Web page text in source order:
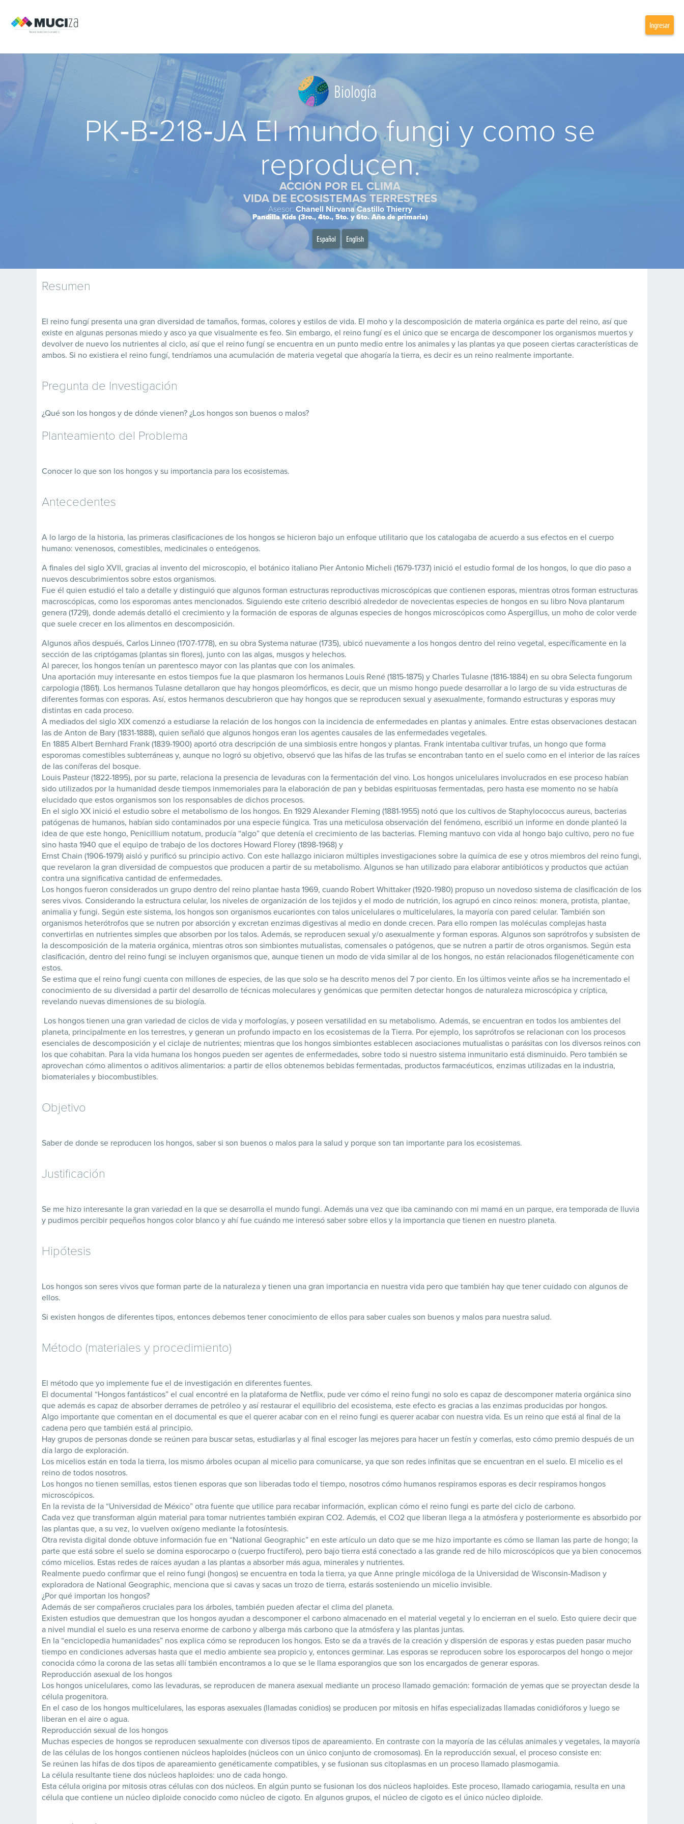
Ingresar
Biología
PK‑B‑218‑JA El mundo fungi y como se
reproducen.
ACCIÓN POR EL CLIMA
VIDA DE ECOSISTEMAS TERRESTRES
Asesor: Chanell Nirvana Castillo Thierry
Pandilla Kids (3ro., 4to., 5to. y 6to. Año de primaria)
Español English
Resumen
El reino fungí presenta una gran diversidad de tamaños, formas, colores y estilos de vida. El moho y la descomposición de materia orgánica es parte del reino, así que
existe en algunas personas miedo y asco ya que visualmente es feo. Sin embargo, el reino fungí es el único que se encarga de descomponer los organismos muertos y
devolver de nuevo los nutrientes al ciclo, así que el reino fungí se encuentra en un punto medio entre los animales y las plantas ya que poseen ciertas características de
ambos. Si no existiera el reino fungí, tendríamos una acumulación de materia vegetal que ahogaría la tierra, es decir es un reino realmente importante.
Pregunta de Investigación
¿Qué son los hongos y de dónde vienen? ¿Los hongos son buenos o malos?
Planteamiento del Problema
Conocer lo que son los hongos y su importancia para los ecosistemas.
Antecedentes
A lo largo de la historia, las primeras clasificaciones de los hongos se hicieron bajo un enfoque utilitario que los catalogaba de acuerdo a sus efectos en el cuerpo
humano: venenosos, comestibles, medicinales o enteógenos.
A finales del siglo XVII, gracias al invento del microscopio, el botánico italiano Pier Antonio Micheli (1679-1737) inició el estudio formal de los hongos, lo que dio paso a
nuevos descubrimientos sobre estos organismos.
Fue él quien estudió el talo a detalle y distinguió que algunos forman estructuras reproductivas microscópicas que contienen esporas, mientras otros forman estructuras
macroscópicas, como los esporomas antes mencionados. Siguiendo este criterio describió alrededor de novecientas especies de hongos en su libro Nova plantarum
genera (1729), donde además detalló el crecimiento y la formación de esporas de algunas especies de hongos microscópicos como Aspergillus, un moho de color verde
que suele crecer en los alimentos en descomposición.
Algunos años después, Carlos Linneo (1707-1778), en su obra Systema naturae (1735), ubicó nuevamente a los hongos dentro del reino vegetal, específicamente en la
sección de las criptógamas (plantas sin flores), junto con las algas, musgos y helechos.
Al parecer, los hongos tenían un parentesco mayor con las plantas que con los animales.
Una aportación muy interesante en estos tiempos fue la que plasmaron los hermanos Louis René (1815-1875) y Charles Tulasne (1816-1884) en su obra Selecta fungorum
carpologia (1861). Los hermanos Tulasne detallaron que hay hongos pleomórficos, es decir, que un mismo hongo puede desarrollar a lo largo de su vida estructuras de
diferentes formas con esporas. Así, estos hermanos descubrieron que hay hongos que se reproducen sexual y asexualmente, formando estructuras y esporas muy
distintas en cada proceso.
A mediados del siglo XIX comenzó a estudiarse la relación de los hongos con la incidencia de enfermedades en plantas y animales. Entre estas observaciones destacan
las de Anton de Bary (1831-1888), quien señaló que algunos hongos eran los agentes causales de las enfermedades vegetales.
En 1885 Albert Bernhard Frank (1839-1900) aportó otra descripción de una simbiosis entre hongos y plantas. Frank intentaba cultivar trufas, un hongo que forma
esporomas comestibles subterráneas y, aunque no logró su objetivo, observó que las hifas de las trufas se encontraban tanto en el suelo como en el interior de las raíces
de las coníferas del bosque.
Louis Pasteur (1822-1895), por su parte, relaciona la presencia de levaduras con la fermentación del vino. Los hongos unicelulares involucrados en ese proceso habían
sido utilizados por la humanidad desde tiempos inmemoriales para la elaboración de pan y bebidas espirituosas fermentadas, pero hasta ese momento no se había
elucidado que estos organismos son los responsables de dichos procesos.
En el siglo XX inició el estudio sobre el metabolismo de los hongos. En 1929 Alexander Fleming (1881-1955) notó que los cultivos de Staphylococcus aureus, bacterias
patógenas de humanos, habían sido contaminados por una especie fúngica. Tras una meticulosa observación del fenómeno, escribió un informe en donde planteó la
idea de que este hongo, Penicillium notatum, producía “algo” que detenía el crecimiento de las bacterias. Fleming mantuvo con vida al hongo bajo cultivo, pero no fue
sino hasta 1940 que el equipo de trabajo de los doctores Howard Florey (1898-1968) y
Ernst Chain (1906-1979) aisló y purificó su principio activo. Con este hallazgo iniciaron múltiples investigaciones sobre la química de ese y otros miembros del reino fungi,
que revelaron la gran diversidad de compuestos que producen a partir de su metabolismo. Algunos se han utilizado para elaborar antibióticos y productos que actúan
contra una significativa cantidad de enfermedades.
Los hongos fueron considerados un grupo dentro del reino plantae hasta 1969, cuando Robert Whittaker (1920-1980) propuso un novedoso sistema de clasificación de los
seres vivos. Considerando la estructura celular, los niveles de organización de los tejidos y el modo de nutrición, los agrupó en cinco reinos: monera, protista, plantae,
animalia y fungi. Según este sistema, los hongos son organismos eucariontes con talos unicelulares o multicelulares, la mayoría con pared celular. También son
organismos heterótrofos que se nutren por absorción y excretan enzimas digestivas al medio en donde crecen. Para ello rompen las moléculas complejas hasta
convertirlas en nutrientes simples que absorben por los talos. Además, se reproducen sexual y/o asexualmente y forman esporas. Algunos son saprótrofos y subsisten de
la descomposición de la materia orgánica, mientras otros son simbiontes mutualistas, comensales o patógenos, que se nutren a partir de otros organismos. Según esta
clasificación, dentro del reino fungi se incluyen organismos que, aunque tienen un modo de vida similar al de los hongos, no están relacionados filogenéticamente con
estos.
Se estima que el reino fungi cuenta con millones de especies, de las que solo se ha descrito menos del 7 por ciento. En los últimos veinte años se ha incrementado el
conocimiento de su diversidad a partir del desarrollo de técnicas moleculares y genómicas que permiten detectar hongos de naturaleza microscópica y críptica,
revelando nuevas dimensiones de su biología.
​ Los hongos tienen una gran variedad de ciclos de vida y morfologías, y poseen versatilidad en su metabolismo. Además, se encuentran en todos los ambientes del
planeta, principalmente en los terrestres, y generan un profundo impacto en los ecosistemas de la Tierra. Por ejemplo, los saprótrofos se relacionan con los procesos
esenciales de descomposición y el ciclaje de nutrientes; mientras que los hongos simbiontes establecen asociaciones mutualistas o parásitas con los diversos reinos con
los que cohabitan. Para la vida humana los hongos pueden ser agentes de enfermedades, sobre todo si nuestro sistema inmunitario está disminuido. Pero también se
aprovechan cómo alimentos o aditivos alimentarios: a partir de ellos obtenemos bebidas fermentadas, productos farmacéuticos, enzimas utilizadas en la industria,
biomateriales y biocombustibles.
Objetivo
Saber de donde se reproducen los hongos, saber si son buenos o malos para la salud y porque son tan importante para los ecosistemas.
Justificación
Se me hizo interesante la gran variedad en la que se desarrolla el mundo fungi. Además una vez que iba caminando con mi mamá en un parque, era temporada de lluvia
y pudimos percibir pequeños hongos color blanco y ahí fue cuándo me interesó saber sobre ellos y la importancia que tienen en nuestro planeta.
Hipótesis
Los hongos son seres vivos que forman parte de la naturaleza y tienen una gran importancia en nuestra vida pero que también hay que tener cuidado con algunos de
ellos.
Si existen hongos de diferentes tipos, entonces debemos tener conocimiento de ellos para saber cuales son buenos y malos para nuestra salud.
Método (materiales y procedimiento)
El método que yo implemente fue el de investigación en diferentes fuentes.
El documental “Hongos fantásticos” el cual encontré en la plataforma de Netflix, pude ver cómo el reino fungi no solo es capaz de descomponer materia orgánica sino
que además es capaz de absorber derrames de petróleo y así restaurar el equilibrio del ecosistema, este efecto es gracias a las enzimas producidas por hongos.
Algo importante que comentan en el documental es que el querer acabar con en el reino fungi es querer acabar con nuestra vida. Es un reino que está al final de la
cadena pero que también está al principio.
Hay grupos de personas donde se reúnen para buscar setas, estudiarlas y al final escoger las mejores para hacer un festín y comerlas, esto cómo premio después de un
día largo de exploración.
Los micelios están en toda la tierra, los mismo árboles ocupan al micelio para comunicarse, ya que son redes infinitas que se encuentran en el suelo. El micelio es el
reino de todos nosotros.
Los hongos no tienen semillas, estos tienen esporas que son liberadas todo el tiempo, nosotros cómo humanos respiramos esporas es decir respiramos hongos
microscópicos.
En la revista de la “Universidad de México” otra fuente que utilice para recabar información, explican cómo el reino fungi es parte del ciclo de carbono.
Cada vez que transforman algún material para tomar nutrientes también expiran CO2. Además, el CO2 que liberan llega a la atmósfera y posteriormente es absorbido por
las plantas que, a su vez, lo vuelven oxígeno mediante la fotosíntesis.
Otra revista digital donde obtuve información fue en “National Geographic” en este artículo un dato que se me hizo importante es cómo se llaman las parte de hongo; la
parte que está sobre el suelo se domina esporocarpo o (cuerpo fructífero), pero bajo tierra está conectado a las grande red de hilo microscópicos que ya bien conocemos
cómo micelios. Estas redes de raíces ayudan a las plantas a absorber más agua, minerales y nutrientes.
Realmente puedo confirmar que el reino fungi (hongos) se encuentra en toda la tierra, ya que Anne pringle micóloga de la Universidad de Wisconsin-Madison y
exploradora de National Geographic, menciona que si cavas y sacas un trozo de tierra, estarás sosteniendo un micelio invisible.
¿Por qué importan los hongos?
Además de ser compañeros cruciales para los árboles, también pueden afectar el clima del planeta.
Existen estudios que demuestran que los hongos ayudan a descomponer el carbono almacenado en el material vegetal y lo encierran en el suelo. Esto quiere decir que
a nivel mundial el suelo es una reserva enorme de carbono y alberga más carbono que la atmósfera y las plantas juntas.
En la “enciclopedia humanidades” nos explica cómo se reproducen los hongos. Esto se da a través de la creación y dispersión de esporas y estas pueden pasar mucho
tiempo en condiciones adversas hasta que el medio ambiente sea propicio y, entonces germinar. Las esporas se reproducen sobre los esporocarpos del hongo o mejor
conocida cómo la corona de las setas allí también encontramos a lo que se le llama esporangios que son los encargados de generar esporas.
Reproducción asexual de los hongos
Los hongos unicelulares, como las levaduras, se reproducen de manera asexual mediante un proceso llamado gemación: formación de yemas que se proyectan desde la
célula progenitora.
En el caso de los hongos multicelulares, las esporas asexuales (llamadas conidios) se producen por mitosis en hifas especializadas llamadas conidióforos y luego se
liberan en el aire o agua.
Reproducción sexual de los hongos
Muchas especies de hongos se reproducen sexualmente con diversos tipos de apareamiento. En contraste con la mayoría de las células animales y vegetales, la mayoría
de las células de los hongos contienen núcleos haploides (núcleos con un único conjunto de cromosomas). En la reproducción sexual, el proceso consiste en:
Se reúnen las hifas de dos tipos de apareamiento genéticamente compatibles, y se fusionan sus citoplasmas en un proceso llamado plasmogamia.
La célula resultante tiene dos núcleos haploides: uno de cada hongo.
Esta célula origina por mitosis otras células con dos núcleos. En algún punto se fusionan los dos núcleos haploides. Este proceso, llamado cariogamia, resulta en una
célula que contiene un núcleo diploide conocido como núcleo de cigoto. En algunos grupos, el núcleo de cigoto es el único núcleo diploide.